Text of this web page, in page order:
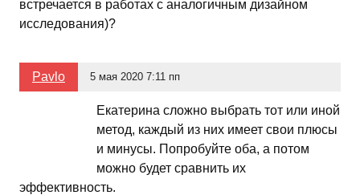
встречается в работах с аналогичным дизайном
исследования)?
Pavlo 5 мая 2020 7:11 пп
Екатерина сложно выбрать тот или иной
метод, каждый из них имеет свои плюсы
и минусы. Попробуйте оба, а потом
можно будет сравнить их
эффективность.